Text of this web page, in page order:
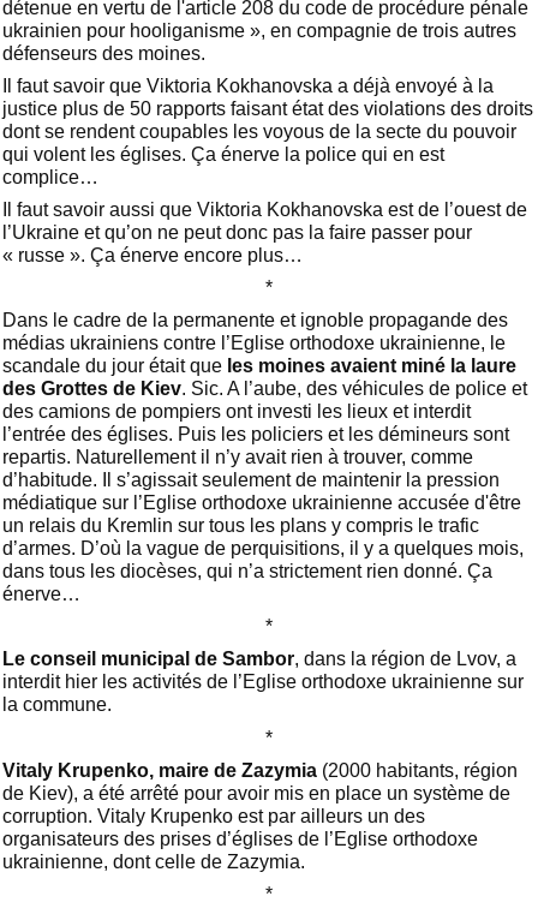
détenue en vertu de l'article 208 du code de procédure pénale
ukrainien pour hooliganisme », en compagnie de trois autres
défenseurs des moines.
Il faut savoir que Viktoria Kokhanovska a déjà envoyé à la
justice plus de 50 rapports faisant état des violations des droits
dont se rendent coupables les voyous de la secte du pouvoir
qui volent les églises. Ça énerve la police qui en est
complice…
Il faut savoir aussi que Viktoria Kokhanovska est de l’ouest de
l’Ukraine et qu’on ne peut donc pas la faire passer pour
« russe ». Ça énerve encore plus…
*
Dans le cadre de la permanente et ignoble propagande des
médias ukrainiens contre l’Eglise orthodoxe ukrainienne, le
scandale du jour était que les moines avaient miné la laure
des Grottes de Kiev. Sic. A l’aube, des véhicules de police et
des camions de pompiers ont investi les lieux et interdit
l’entrée des églises. Puis les policiers et les démineurs sont
repartis. Naturellement il n’y avait rien à trouver, comme
d’habitude. Il s’agissait seulement de maintenir la pression
médiatique sur l’Eglise orthodoxe ukrainienne accusée d'être
un relais du Kremlin sur tous les plans y compris le trafic
d’armes. D’où la vague de perquisitions, il y a quelques mois,
dans tous les diocèses, qui n’a strictement rien donné. Ça
énerve…
*
Le conseil municipal de Sambor, dans la région de Lvov, a
interdit hier les activités de l’Eglise orthodoxe ukrainienne sur
la commune.
*
Vitaly Krupenko, maire de Zazymia (2000 habitants, région
de Kiev), a été arrêté pour avoir mis en place un système de
corruption. Vitaly Krupenko est par ailleurs un des
organisateurs des prises d’églises de l’Eglise orthodoxe
ukrainienne, dont celle de Zazymia.
*